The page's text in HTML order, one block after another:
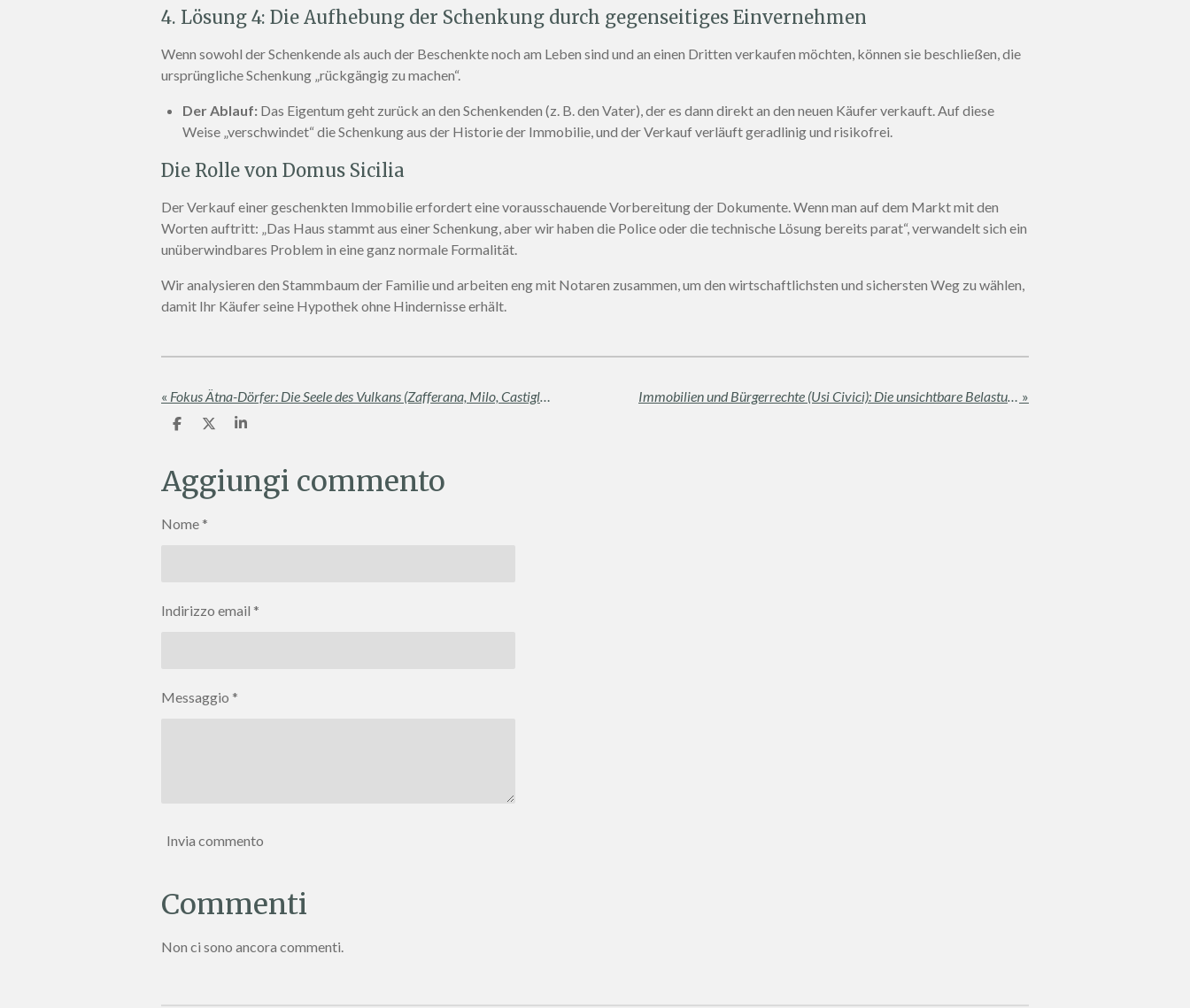
4. Lösung 4: Die Aufhebung der Schenkung durch gegenseitiges Einvernehmen
Wenn sowohl der Schenkende als auch der Beschenkte noch am Leben sind und an einen Dritten verkaufen möchten, können sie beschließen, die
ursprüngliche Schenkung „rückgängig zu machen“.
Der Ablauf: Das Eigentum geht zurück an den Schenkenden (z. B. den Vater), der es dann direkt an den neuen Käufer verkauft. Auf diese
Weise „verschwindet“ die Schenkung aus der Historie der Immobilie, und der Verkauf verläuft geradlinig und risikofrei.
Die Rolle von Domus Sicilia
Der Verkauf einer geschenkten Immobilie erfordert eine vorausschauende Vorbereitung der Dokumente. Wenn man auf dem Markt mit den
Worten auftritt: „Das Haus stammt aus einer Schenkung, aber wir haben die Police oder die technische Lösung bereits parat“, verwandelt sich ein
unüberwindbares Problem in eine ganz normale Formalität.
Wir analysieren den Stammbaum der Familie und arbeiten eng mit Notaren zusammen, um den wirtschaftlichsten und sichersten Weg zu wählen,
damit Ihr Käufer seine Hypothek ohne Hindernisse erhält.
« Fokus Ätna-Dörfer: Die Seele des Vulkans (Zafferana, Milo, Castiglione di Sicilia) Immobilien und Bürgerrechte (Usi Civici): Die unsichtbare Belastung, die Ihren Notarvertrag blockieren kann »
C
i
d
C
i
v
C
Aggiungi commento
Nome *
Indirizzo email *
Messaggio *
Invia commento
Commenti
Non ci sono ancora commenti.